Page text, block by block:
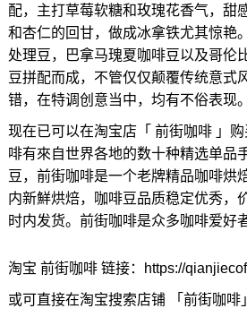
配，主打草莓软糖和玫瑰花香气，甜
和杏仁的回甘，做成冰拿铁尤其惊艳
处理豆，巴拿马瑰夏咖啡豆以及哥伦
豆拼配而成，不管仅仅颠覆传统意式
错，在特调创意当中，均有不俗表现。
现在已可以在淘宝店「 前街咖啡 」
啡有來自世界各地的数十种精选单品
豆，前街咖啡是一个老牌精品咖啡烘
内新鮮烘焙，咖啡豆品质稳定优秀，
时内发货。前街咖啡是众多咖啡爱好
淘宝 前街咖啡 链接：https://
或可直接在淘宝搜索店铺 「前街咖啡」